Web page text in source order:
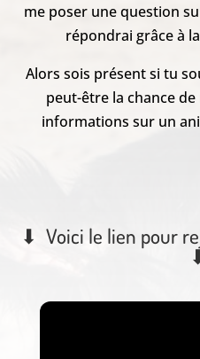
me poser une question
répondrai grâce à
Alors sois présent si tu
peut-être la chance
informations sur un
⬇ Voici le lien pour